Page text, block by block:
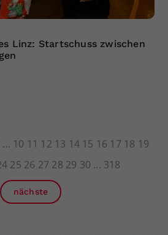
Linz: Startschuss zwischen
10 11 12 13 14 15 16 17 18 19
25 26 27 28 29 30 318
nächste